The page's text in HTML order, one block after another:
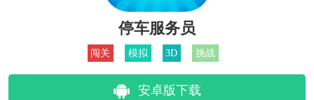
停车服务员
闯关 模拟 3D 挑战
安卓版下载